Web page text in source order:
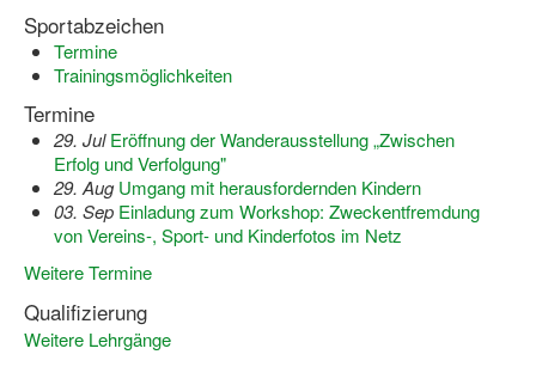
Mini-Sportabzeichen
Sportgutschein 4.0
SportartCheck
Sport im Ganztag
Sport vor Ort
NRW bewegt seine KINDER!
Sportabzeichen
Termine
Trainingsmöglichkeiten
Termine
29. Jul Eröffnung der Wanderausstellung „Zwischen
Erfolg und Verfolgung"
29. Aug Umgang mit herausfordernden Kindern
03. Sep Einladung zum Workshop: Zweckentfremdung
von Vereins-, Sport- und Kinderfotos im Netz
Weitere Termine
Qualifizierung
Weitere Lehrgänge